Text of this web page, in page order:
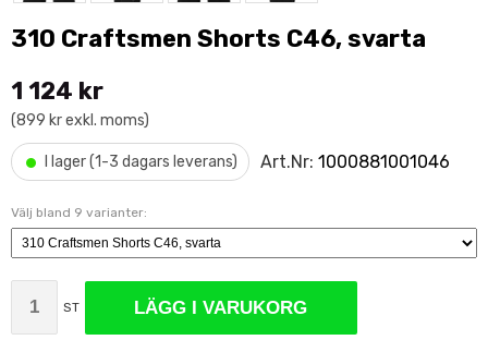
310 Craftsmen Shorts C46, svarta
1 124 kr
(899 kr exkl. moms)
• I lager (1-3 dagars leverans) Art.Nr: 1000881001046
Välj bland 9 varianter:
ST LÄGG I VARUKORG